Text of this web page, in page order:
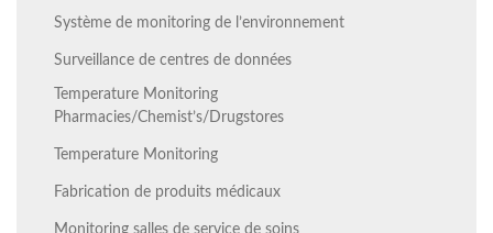
Système de monitoring de l’environnement
Surveillance de centres de données
Temperature Monitoring
Pharmacies/Chemist’s/Drugstores
Temperature Monitoring
Fabrication de produits médicaux
Monitoring salles de service de soins